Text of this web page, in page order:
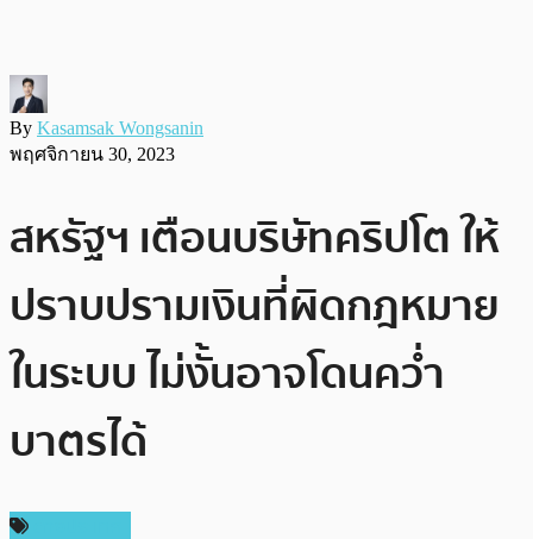
By Kasamsak Wongsanin
พฤศจิกายน 30, 2023
สหรัฐฯ เตือนบริษัทคริปโต ให้
ปราบปรามเงินที่ผิดกฎหมาย
ในระบบ ไม่งั้นอาจโดนคว่ำ
บาตรได้